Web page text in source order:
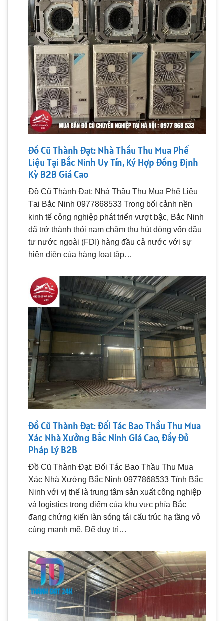
Đồ Cũ Thành Đạt: Nhà Thầu Thu Mua Phế
Liệu Tại Bắc Ninh Uy Tín, Ký Hợp Đồng Định
Kỳ B2B Giá Cao
Đồ Cũ Thành Đạt: Nhà Thầu Thu Mua Phế Liệu
Tại Bắc Ninh 0977868533 Trong bối cảnh nền
kinh tế công nghiệp phát triển vượt bậc, Bắc Ninh
đã trở thành thỏi nam châm thu hút dòng vốn đầu
tư nước ngoài (FDI) hàng đầu cả nước với sự
hiện diện của hàng loạt tập…
Đồ Cũ Thành Đạt: Đối Tác Bao Thầu Thu Mua
Xác Nhà Xưởng Bắc Ninh Giá Cao, Đầy Đủ
Pháp Lý B2B
Đồ Cũ Thành Đạt: Đối Tác Bao Thầu Thu Mua
Xác Nhà Xưởng Bắc Ninh 0977868533 Tỉnh Bắc
Ninh với vị thế là trung tâm sản xuất công nghiệp
và logistics trọng điểm của khu vực phía Bắc
đang chứng kiến làn sóng tái cấu trúc hạ tầng vô
cùng mạnh mẽ. Để duy trì…